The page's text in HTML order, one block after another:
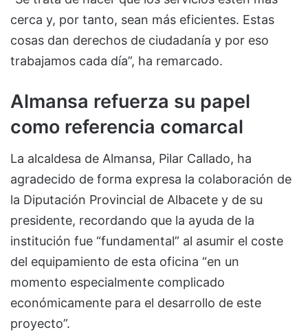
cerca y, por tanto, sean más eficientes. Estas
cosas dan derechos de ciudadanía y por eso
trabajamos cada día”, ha remarcado.
Almansa refuerza su papel
como referencia comarcal
La alcaldesa de Almansa, Pilar Callado, ha
agradecido de forma expresa la colaboración de
la Diputación Provincial de Albacete y de su
presidente, recordando que la ayuda de la
institución fue “fundamental” al asumir el coste
del equipamiento de esta oficina “en un
momento especialmente complicado
económicamente para el desarrollo de este
proyecto”.